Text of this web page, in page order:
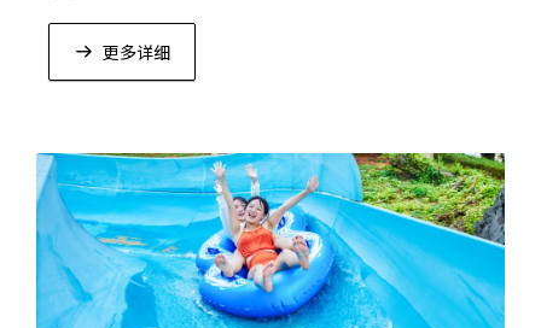
更多详细